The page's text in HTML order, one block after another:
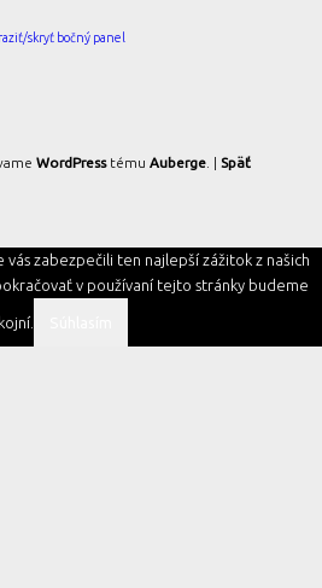
skryť bočný panel
WordPresstému Auberge.
Späť
vás zabezpečili ten najlepší zážitok z našich
v používaní tejto stránky budeme